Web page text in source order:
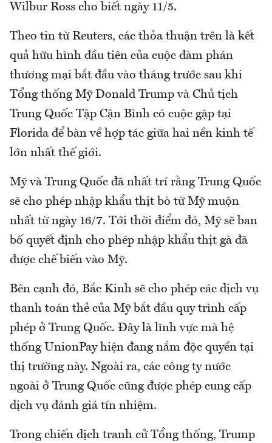
Wilbur Ross cho biết ngày 11/5.
Theo tin từ Reuters, các thỏa thuận trên là kết
quả hữu hình đầu tiên của cuộc đàm phán
thương mại bắt đầu vào tháng trước sau khi
Tổng thống Mỹ Donald Trump và Chủ tịch
Trung Quốc Tập Cận Bình có cuộc gặp tại
Florida để bàn về hợp tác giữa hai nền kinh tế
lớn nhất thế giới.
Mỹ và Trung Quốc đã nhất trí rằng Trung Quốc
sẽ cho phép nhập khẩu thịt bò từ Mỹ muộn
nhất từ ngày 16/7. Tới thời điểm đó, Mỹ sẽ ban
bố quyết định cho phép nhập khẩu thịt gà đã
được chế biến vào Mỹ.
Bên cạnh đó, Bắc Kinh sẽ cho phép các dịch vụ
thanh toán thẻ của Mỹ bắt đầu quy trình cấp
phép ở Trung Quốc. Đây là lĩnh vực mà hệ
thống UnionPay hiện đang nắm độc quyền tại
thị trường này. Ngoài ra, các công ty nước
ngoài ở Trung Quốc cũng được phép cung cấp
dịch vụ đánh giá tín nhiệm.
Trong chiến dịch tranh cử Tổng thống, Trump